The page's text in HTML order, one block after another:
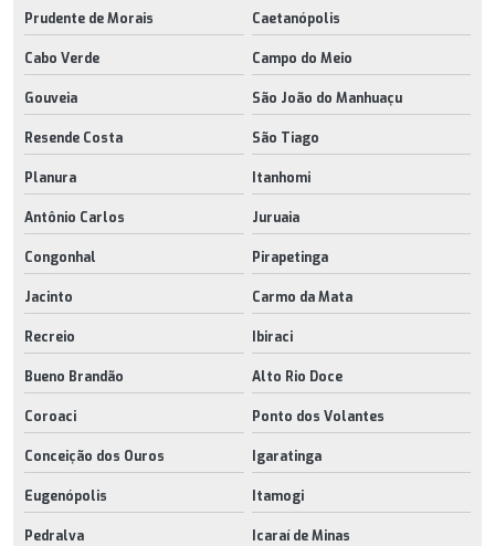
Prudente de Morais Caetanópolis
Cabo Verde Campo do Meio
Gouveia São João do Manhuaçu
Resende Costa São Tiago
Planura Itanhomi
Antônio Carlos Juruaia
Congonhal Pirapetinga
Jacinto Carmo da Mata
Recreio Ibiraci
Bueno Brandão Alto Rio Doce
Coroaci Ponto dos Volantes
Conceição dos Ouros Igaratinga
Eugenópolis Itamogi
Pedralva Icaraí de Minas